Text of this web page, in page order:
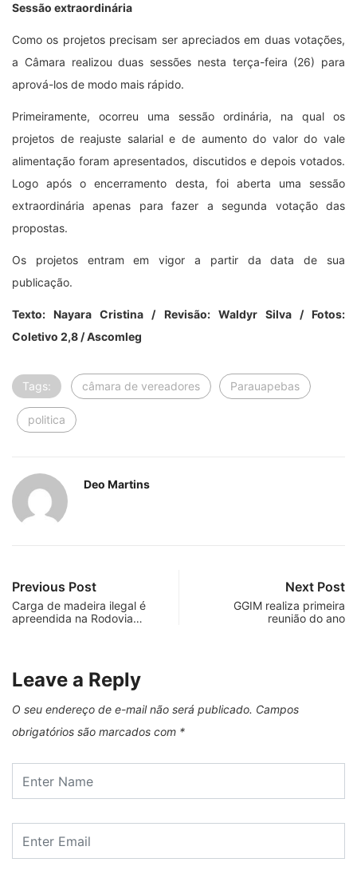
Sessão extraordinária
Como os projetos precisam ser apreciados em duas votações,
a Câmara realizou duas sessões nesta terça-feira (26) para
aprová-los de modo mais rápido.
Primeiramente, ocorreu uma sessão ordinária, na qual os
projetos de reajuste salarial e de aumento do valor do vale
alimentação foram apresentados, discutidos e depois votados.
Logo após o encerramento desta, foi aberta uma sessão
extraordinária apenas para fazer a segunda votação das
propostas.
Os projetos entram em vigor a partir da data de sua
publicação.
Texto: Nayara Cristina / Revisão: Waldyr Silva / Fotos:
Coletivo 2,8 / Ascomleg
Tags: câmara de vereadores Parauapebas
politica
Deo Martins
Previous Post
Carga de madeira ilegal é
apreendida na Rodovia…
Next Post
GGIM realiza primeira
reunião do ano
Leave a Reply
O seu endereço de e-mail não será publicado. Campos
obrigatórios são marcados com *